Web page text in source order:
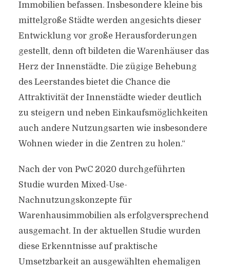
Immobilien befassen. Insbesondere kleine bis
mittelgroße Städte werden angesichts dieser
Entwicklung vor große Herausforderungen
gestellt, denn oft bildeten die Warenhäuser das
Herz der Innenstädte. Die zügige Behebung
des Leerstandes bietet die Chance die
Attraktivität der Innenstädte wieder deutlich
zu steigern und neben Einkaufsmöglichkeiten
auch andere Nutzungsarten wie insbesondere
Wohnen wieder in die Zentren zu holen.“
Nach der von PwC 2020 durchgeführten
Studie wurden Mixed-Use-
Nachnutzungskonzepte für
Warenhausimmobilien als erfolgversprechend
ausgemacht. In der aktuellen Studie wurden
diese Erkenntnisse auf praktische
Umsetzbarkeit an ausgewählten ehemaligen